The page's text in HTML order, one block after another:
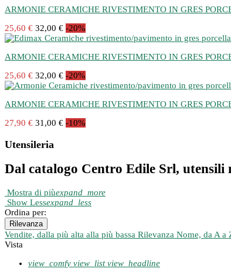
ARMONIE CERAMICHE RIVESTIMENTO IN GRES
25,60 € 32,00 € -20%
ARMONIE CERAMICHE RIVESTIMENTO IN GRES
25,60 € 32,00 € -20%
ARMONIE CERAMICHE RIVESTIMENTO IN GRES
27,90 € 31,00 € -10%
Utensileria
Dal catalogo Centro Edile Srl,
Mostra di piùexpand_more
Show Lessexpand_less
Ordina per:
Rilevanza
Vendite, dalla più alta alla più bassa Rilevanza Nome, da A a
Vista
view_comfy view_list view_headline